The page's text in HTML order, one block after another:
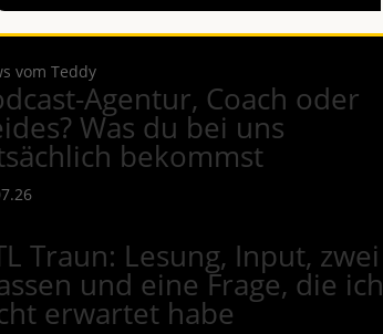
vom Teddy
Agentur, Coach oder
Was du bei uns
bekommst
Traun: Lesung, Input, zwei
und eine Frage, die ich
erwartet habe